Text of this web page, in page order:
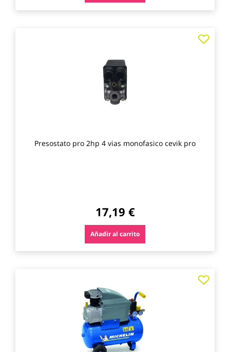
Presostato pro 2hp 4 vias monofasico cevik pro
17,19 €
Añadir al carrito